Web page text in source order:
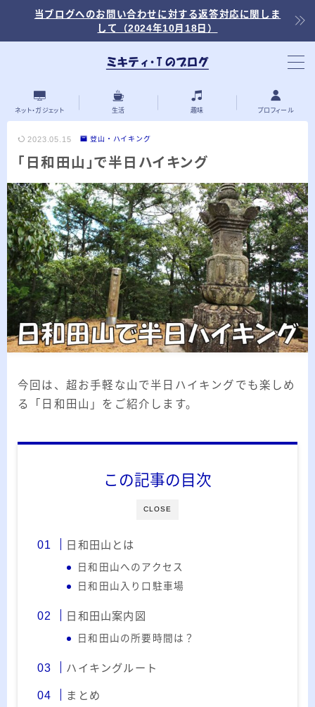
当ブログへのお問い合わせに対する返答対応に関しま
して（2024年10月18日）
「浅羽ビオトープ」で野鳥観察 ～2026年
3月～
2026.03.30
「秋ヶ瀬公園」春の野鳥観察 ～2026年3
月～
2026.03.08
「見沼自然公園」で野鳥観察 ～2026年3
月～
2026.03.02
2026年～
アーカイブ
ネット・ガジェット 生活 趣味 プロフィール
2023.05.15 登山・ハイキング
「日和田山」で半日ハイキング
今回は、超お手軽な山で半日ハイキングでも楽しめ
る「日和田山」をご紹介します。
CLOSE
この記事の目次
日和田山とは
日和田山へのアクセス
日和田山入り口駐車場
日和田山案内図
日和田山の所要時間は？
ハイキングルート
まとめ